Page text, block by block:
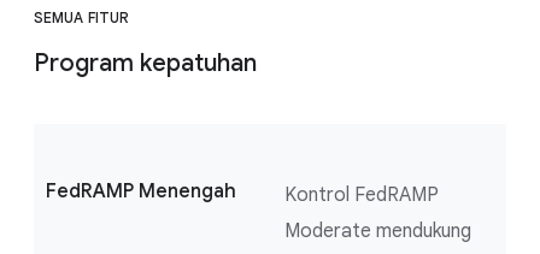
SEMUA FITUR
Program kepatuhan
FedRAMP Menengah
Kontrol FedRAMP
Moderate mendukung